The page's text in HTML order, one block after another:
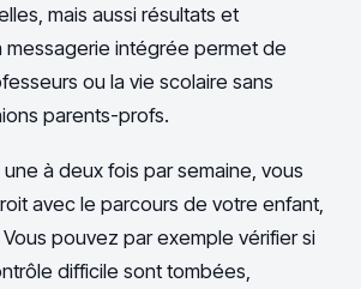
mais aussi résultats et
messagerie intégrée permet de
ou la vie scolaire sans
parents-profs.
à deux fois par semaine, vous
avec le parcours de votre enfant,
pouvez par exemple vérifier si
difficile sont tombées,